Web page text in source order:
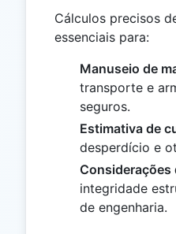
Cálculos precisos
essenciais para:
Manuseio de
transporte e
seguros.
Estimativa de
desperdício e
Considerações
integridade
de engenharia.